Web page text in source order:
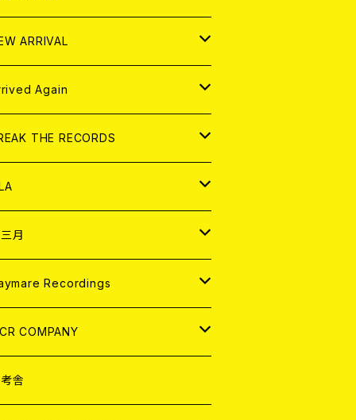
ZINE
ログ
レル
CONTENTS
ARRIVAL
ログ
Again
ログ
THE RECORDS
レル
月
Recordings
COMPANY
舎